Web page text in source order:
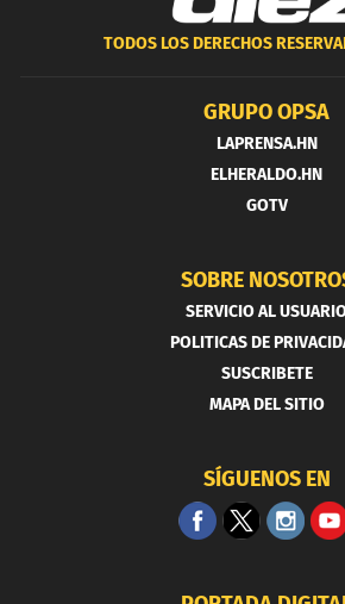
TODOS LOS DERECHOS
GRUPO OPSA
LAPRENSA.HN
ELHERALDO.HN
GOTV
SOBRE
SERVICIO AL
POLITICAS DE
SUSCRIBETE
MAPA DEL SITIO
SÍGUENOS EN